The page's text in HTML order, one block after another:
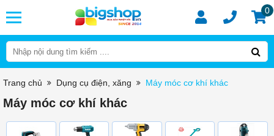
0
Trang chủ Dụng cụ điện, xăng Máy móc cơ khí khác
Máy móc cơ khí khác